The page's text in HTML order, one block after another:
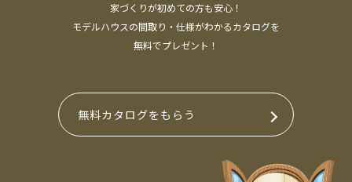
家づくりが初めての方も安心！
モデルハウスの間取り・仕様がわかるカタログを
無料でプレゼント！
無料カタログをもらう